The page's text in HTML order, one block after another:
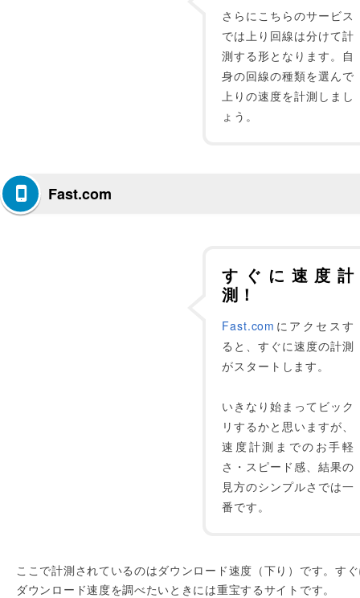
さらにこちらのサービス
では上り回線は分けて計
測する形となります。自
身の回線の種類を選んで
上りの速度を計測しまし
ょう。
Fast.com
すぐに速度計
測！
Fast.com にアクセスす
ると、すぐに速度の計測
がスタートします。
いきなり始まってビック
リするかと思いますが、
速度計測までのお手軽
さ・スピード感、結果の
見方のシンプルさでは一
番です。
ここで計測されているのはダウンロード速度（下り）です。す
ダウンロード速度を調べたいときには重宝するサイトです。